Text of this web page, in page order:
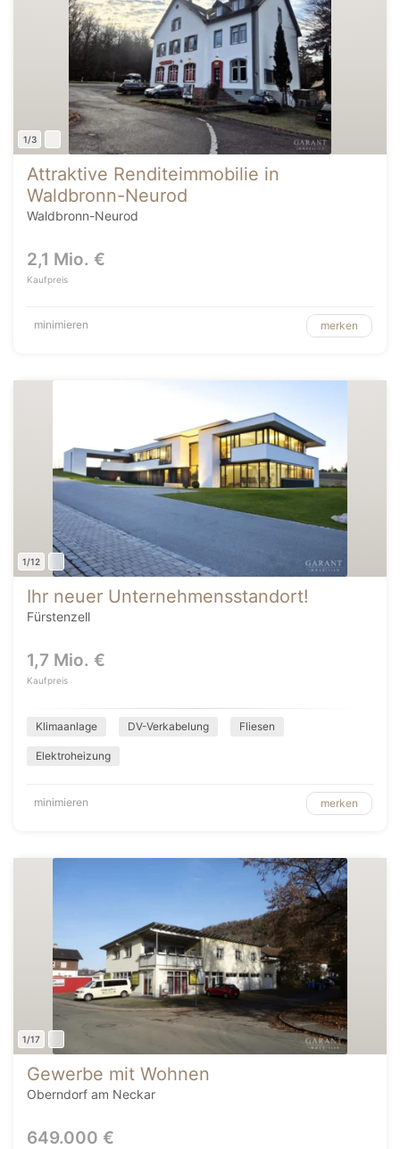
1/3
Attraktive Renditeimmobilie in
Waldbronn-Neurod
Waldbronn-Neurod
2,1 Mio. €
Kaufpreis
minimieren merken
1/12
Ihr neuer Unternehmensstandort!
Fürstenzell
1,7 Mio. €
Kaufpreis
Klimaanlage DV-Verkabelung Fliesen
Elektroheizung
minimieren merken
1/17
Gewerbe mit Wohnen
Oberndorf am Neckar
649.000 €